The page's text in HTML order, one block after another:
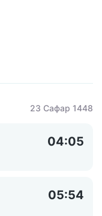
23 Сафар 1448
04:05
05:54